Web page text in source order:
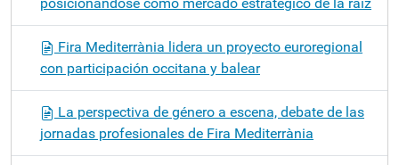
Fira Mediterrània lidera un proyecto euroregional
con participación occitana y balear
La perspectiva de género a escena, debate de las
jornadas profesionales de Fira Mediterrània